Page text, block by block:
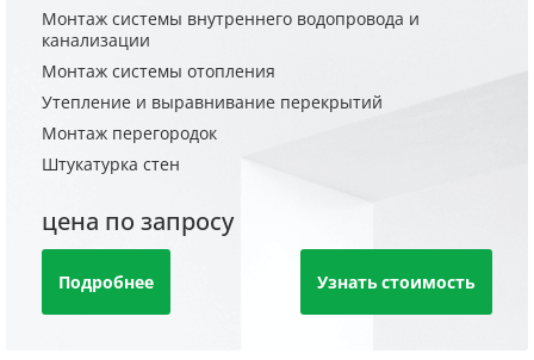
Монтаж системы внутреннего водопровода и
канализации
Монтаж системы отопления
Утепление и выравнивание перекрытий
Монтаж перегородок
Штукатурка стен
цена по запросу
Подробнее Узнать стоимость